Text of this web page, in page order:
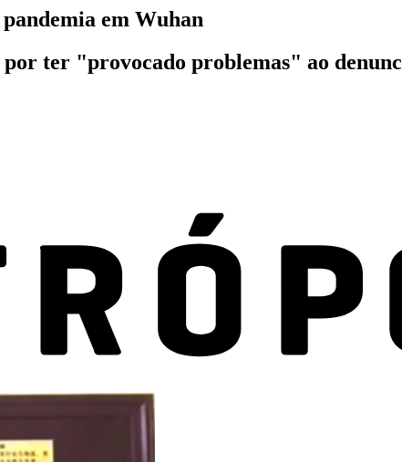
em Wuhan
ter "provocado problemas" ao